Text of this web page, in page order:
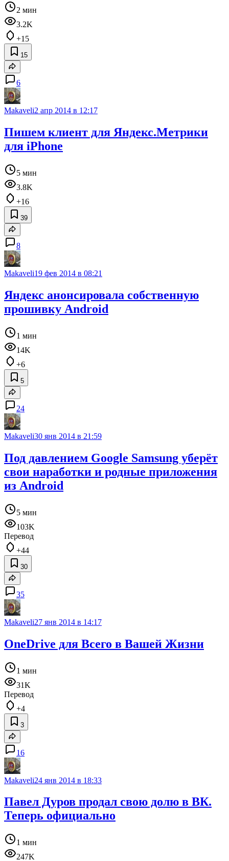
2 мин
3.2K
+15
15
6
Makaveli2 апр 2014 в 12:17
Пишем клиент для Яндекс.Метрики
для iPhone
5 мин
3.8K
+16
39
8
Makaveli19 фев 2014 в 08:21
Яндекс анонсировала собственную
прошивку Android
1 мин
14K
+6
5
24
Makaveli30 янв 2014 в 21:59
Под давлением Google Samsung уберёт
свои наработки и родные приложения
из Android
5 мин
103K
Перевод
+44
30
35
Makaveli27 янв 2014 в 14:17
OneDrive для Всего в Вашей Жизни
1 мин
31K
Перевод
+4
3
16
Makaveli24 янв 2014 в 18:33
Павел Дуров продал свою долю в ВК.
Теперь официально
1 мин
247K